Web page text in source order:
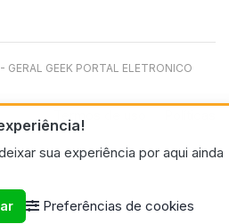
sua experiência por aqui ainda
Preferências de cookies
GEEK PORTAL ELETRONICO